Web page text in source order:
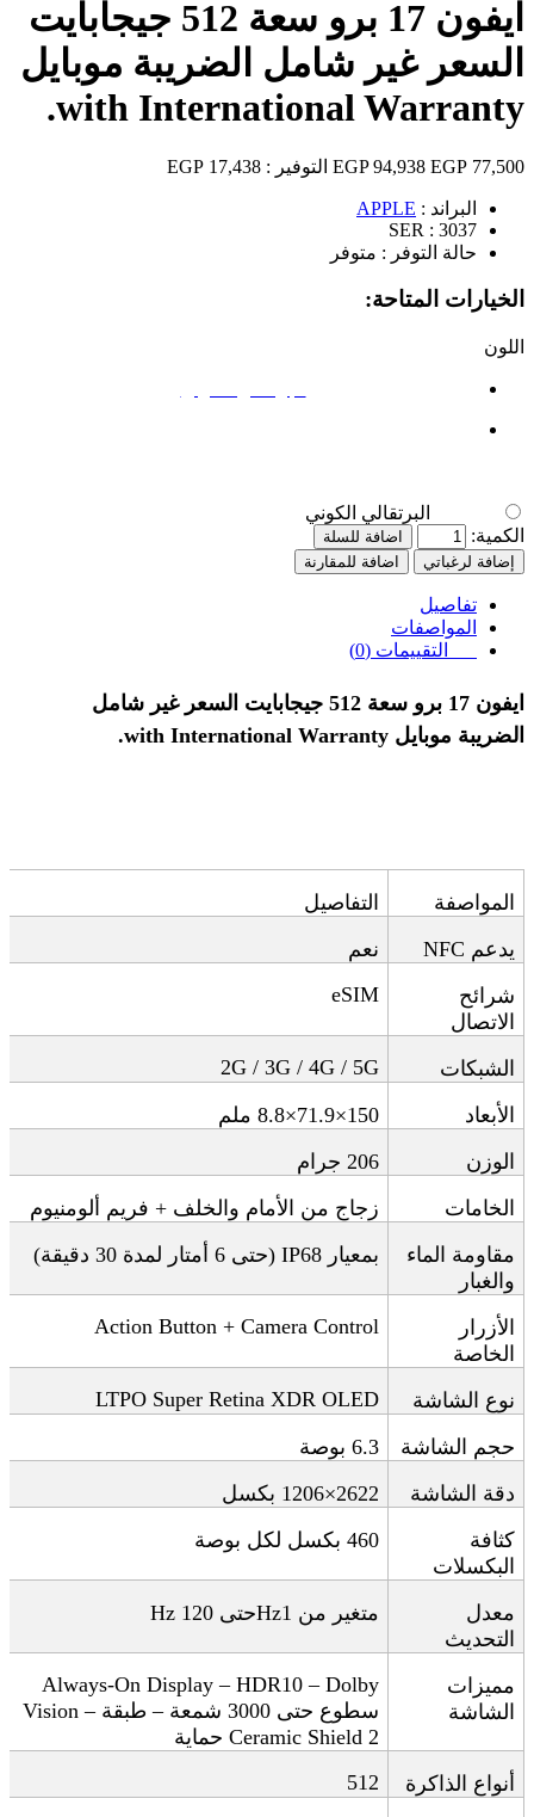
ايفون 17 برو سعة 512 جيجابايت
السعر غير شامل الضريبة موبايل
with International Warranty.
77,500 EGP
94,938 EGP التوفير : 17,438 EGP
البراند : APPLE
SER : 3037
حالة التوفر : متوفر
الخيارات المتاحة:
اللون
البرتقالي الكوني
الكمية:
اضافة للسلة
إضافة لرغباتي
اضافة للمقارنة
تفاصيل
المواصفات
التقييمات (0)
ايفون 17 برو سعة 512 جيجابايت السعر غير شامل
الضريبة موبايل
المواصفة
التفاصيل
يدعم
نعم
شرائح
الاتصال
eSIM
الشبكات
2G / 3G / 4G / 5G
الأبعاد
150×71.9×8.8
ملم
الوزن
206 جرام
الخامات
زجاج من الأمام والخلف + فريم ألومنيوم
مقاومة الماء
والغبار
بمعيار IP68 ( حتى 6 أمتار لمدة 30 دقيقة )
الأزرار
الخاصة
Action Button + Camera Control
نوع الشاشة
LTPO Super Retina XDR OLED
حجم الشاشة
6.3 بوصة
دقة الشاشة
1206×2622 بكسل
كثافة
البكسلات
460 بكسل لكل بوصة
معدل
التحديث
متغير من 1 Hz حتى 120Hz
مميزات
الشاشة
Always-On Display – HDR10 – Dolby
Vision – سطوع حتى 3000 شمعة – طبقة
حماية Ceramic Shield 2
أنواع الذاكرة
512